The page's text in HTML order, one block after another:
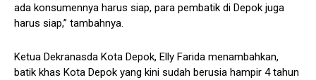
ada konsumennya harus siap, para pembatik di Depok juga
harus siap,” tambahnya.
Ketua Dekranasda Kota Depok, Elly Farida menambahkan,
batik khas Kota Depok yang kini sudah berusia hampir 4 tahun